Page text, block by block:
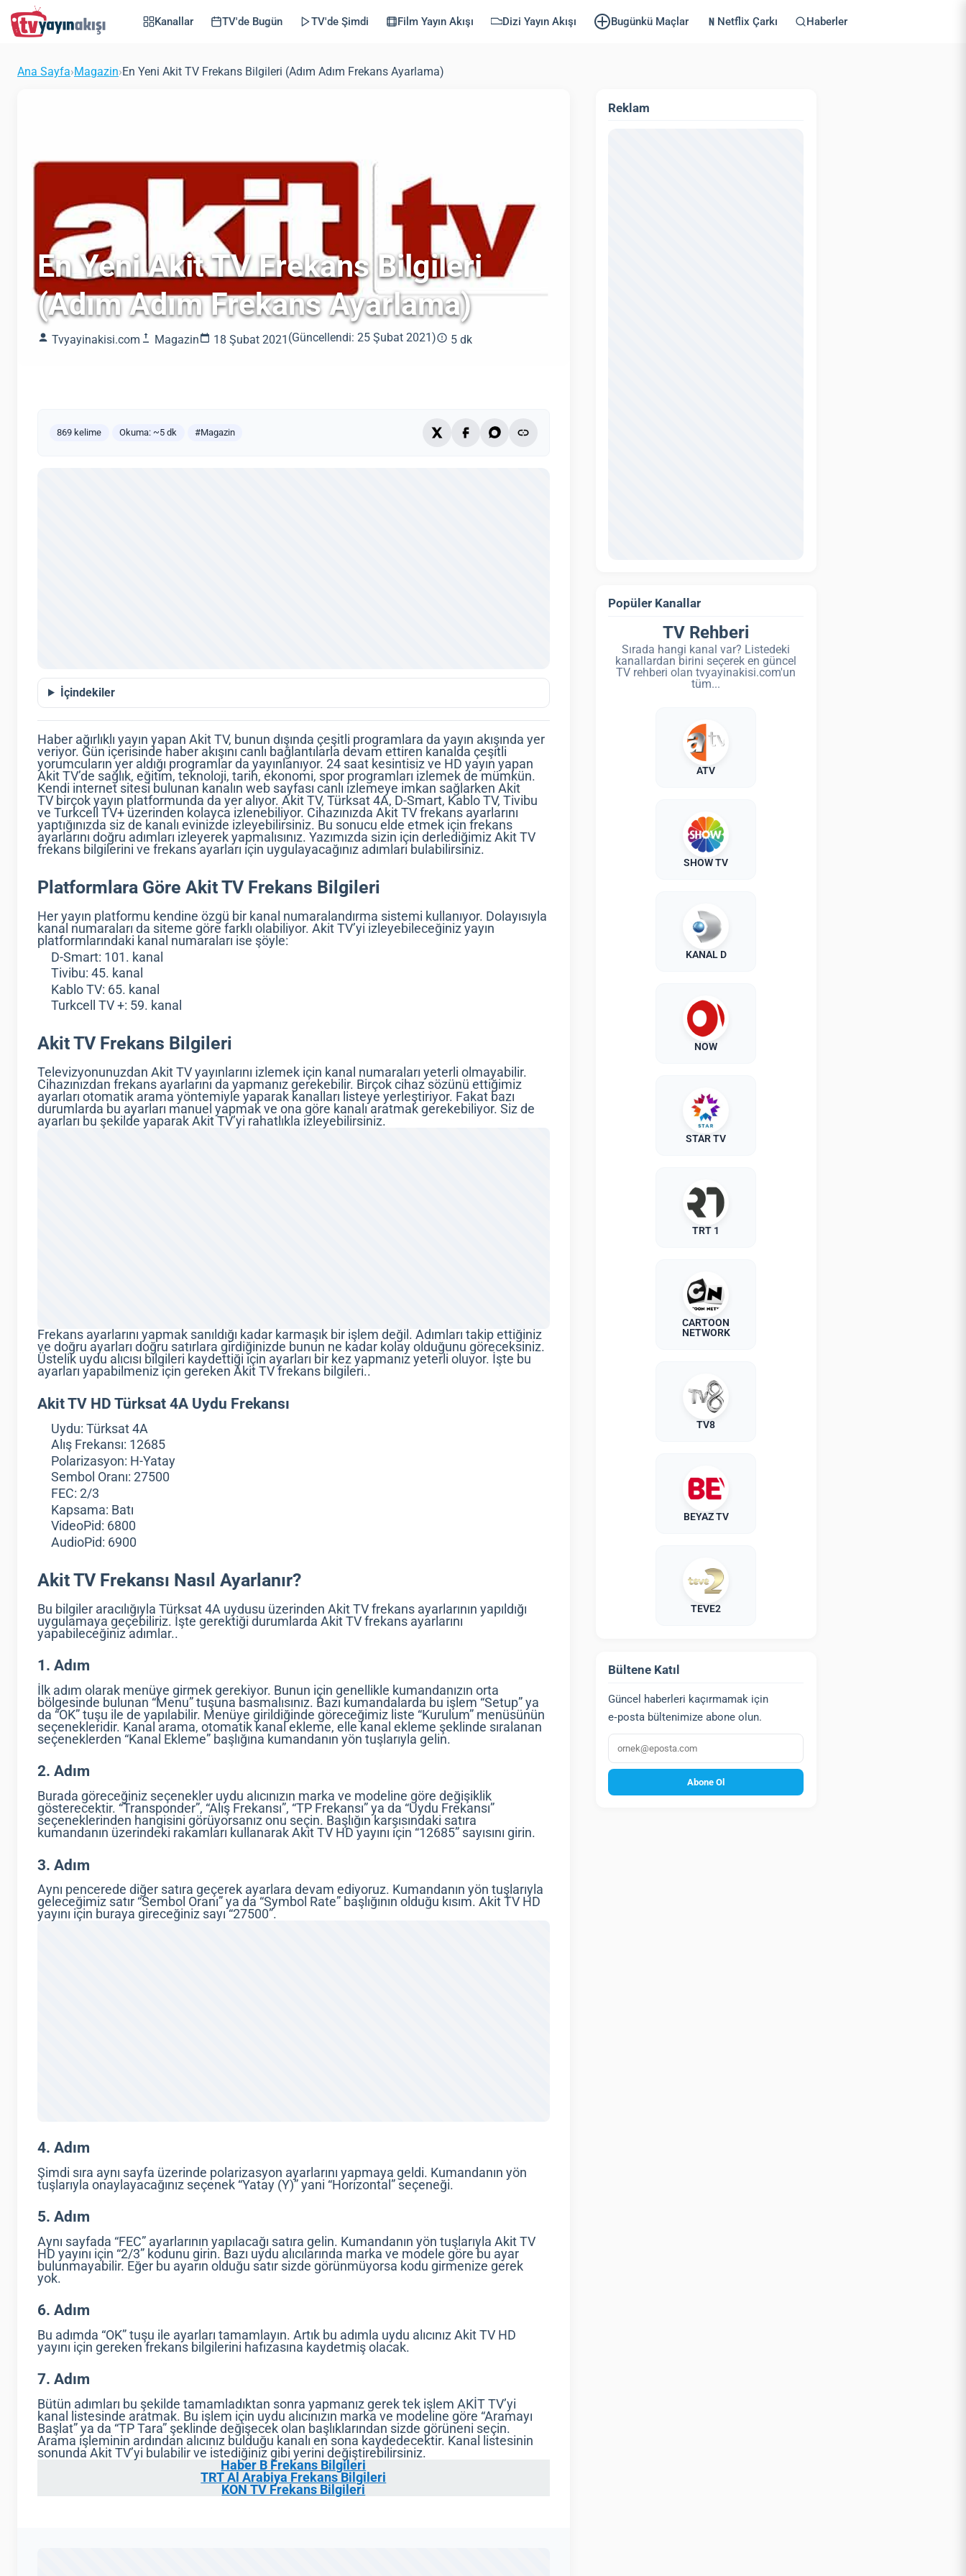
Kanallar TV'de Bugün TV'de Şimdi Film Yayın Akışı Dizi Yayın Akışı Bugünkü Maçlar Netflix Çarkı Haberler
Ana Sayfa›Magazin›En Yeni Akit TV Frekans Bilgileri (Adım Adım Frekans Ayarlama)
En Yeni Akit TV Frekans Bilgileri
(Adım Adım Frekans Ayarlama)
Tvyayinakisi.com Magazin 18 Şubat 2021 (Güncellendi: 25 Şubat 2021) 5 dk
869 kelime Okuma: ~5 dk #Magazin
İçindekiler
Haber ağırlıklı yayın yapan Akit TV, bunun dışında çeşitli programlara da yayın akışında yer
veriyor. Gün içerisinde haber akışını canlı bağlantılarla devam ettiren kanalda çeşitli
yorumcuların yer aldığı programlar da yayınlanıyor. 24 saat kesintisiz ve HD yayın yapan
Akit TV’de sağlık, eğitim, teknoloji, tarih, ekonomi, spor programları izlemek de mümkün.
Kendi internet sitesi bulunan kanalın web sayfası canlı izlemeye imkan sağlarken Akit
TV birçok yayın platformunda da yer alıyor. Akit TV, Türksat 4A, D-Smart, Kablo TV, Tivibu
ve Turkcell TV+ üzerinden kolayca izlenebiliyor. Cihazınızda Akit TV frekans ayarlarını
yaptığınızda siz de kanalı evinizde izleyebilirsiniz. Bu sonucu elde etmek için frekans
ayarlarını doğru adımları izleyerek yapmalısınız. Yazımızda sizin için derlediğimiz Akit TV
frekans bilgilerini ve frekans ayarları için uygulayacağınız adımları bulabilirsiniz.
Platformlara Göre Akit TV Frekans Bilgileri
Her yayın platformu kendine özgü bir kanal numaralandırma sistemi kullanıyor. Dolayısıyla
kanal numaraları da siteme göre farklı olabiliyor. Akit TV’yi izleyebileceğiniz yayın
platformlarındaki kanal numaraları ise şöyle:
D-Smart: 101. kanal
Tivibu: 45. kanal
Kablo TV: 65. kanal
Turkcell TV +: 59. kanal
Akit TV Frekans Bilgileri
Televizyonunuzdan Akit TV yayınlarını izlemek için kanal numaraları yeterli olmayabilir.
Cihazınızdan frekans ayarlarını da yapmanız gerekebilir. Birçok cihaz sözünü ettiğimiz
ayarları otomatik arama yöntemiyle yaparak kanalları listeye yerleştiriyor. Fakat bazı
durumlarda bu ayarları manuel yapmak ve ona göre kanalı aratmak gerekebiliyor. Siz de
ayarları bu şekilde yaparak Akit TV’yi rahatlıkla izleyebilirsiniz.
Frekans ayarlarını yapmak sanıldığı kadar karmaşık bir işlem değil. Adımları takip ettiğiniz
ve doğru ayarları doğru satırlara girdiğinizde bunun ne kadar kolay olduğunu göreceksiniz.
Üstelik uydu alıcısı bilgileri kaydettiği için ayarları bir kez yapmanız yeterli oluyor. İşte bu
ayarları yapabilmeniz için gereken Akit TV frekans bilgileri..
Akit TV HD Türksat 4A Uydu Frekansı
Uydu: Türksat 4A
Alış Frekansı: 12685
Polarizasyon: H-Yatay
Sembol Oranı: 27500
FEC: 2/3
Kapsama: Batı
VideoPid: 6800
AudioPid: 6900
Akit TV Frekansı Nasıl Ayarlanır?
Bu bilgiler aracılığıyla Türksat 4A uydusu üzerinden Akit TV frekans ayarlarının yapıldığı
uygulamaya geçebiliriz. İşte gerektiği durumlarda Akit TV frekans ayarlarını
yapabileceğiniz adımlar..
1. Adım
İlk adım olarak menüye girmek gerekiyor. Bunun için genellikle kumandanızın orta
bölgesinde bulunan “Menu” tuşuna basmalısınız. Bazı kumandalarda bu işlem “Setup” ya
da “OK” tuşu ile de yapılabilir. Menüye girildiğinde göreceğimiz liste “Kurulum” menüsünün
seçenekleridir. Kanal arama, otomatik kanal ekleme, elle kanal ekleme şeklinde sıralanan
seçeneklerden “Kanal Ekleme” başlığına kumandanın yön tuşlarıyla gelin.
2. Adım
Burada göreceğiniz seçenekler uydu alıcınızın marka ve modeline göre değişiklik
gösterecektir. “Transponder”, “Alış Frekansı”, “TP Frekansı” ya da “Uydu Frekansı”
seçeneklerinden hangisini görüyorsanız onu seçin. Başlığın karşısındaki satıra
kumandanın üzerindeki rakamları kullanarak Akit TV HD yayını için “12685” sayısını girin.
3. Adım
Aynı pencerede diğer satıra geçerek ayarlara devam ediyoruz. Kumandanın yön tuşlarıyla
geleceğimiz satır “Sembol Oranı” ya da “Symbol Rate” başlığının olduğu kısım. Akit TV HD
yayını için buraya gireceğiniz sayı “27500”.
4. Adım
Şimdi sıra aynı sayfa üzerinde polarizasyon ayarlarını yapmaya geldi. Kumandanın yön
tuşlarıyla onaylayacağınız seçenek “Yatay (Y)” yani “Horizontal” seçeneği.
5. Adım
Aynı sayfada “FEC” ayarlarının yapılacağı satıra gelin. Kumandanın yön tuşlarıyla Akit TV
HD yayını için “2/3” kodunu girin. Bazı uydu alıcılarında marka ve modele göre bu ayar
bulunmayabilir. Eğer bu ayarın olduğu satır sizde görünmüyorsa kodu girmenize gerek
yok.
6. Adım
Bu adımda “OK” tuşu ile ayarları tamamlayın. Artık bu adımla uydu alıcınız Akit TV HD
yayını için gereken frekans bilgilerini hafızasına kaydetmiş olacak.
7. Adım
Bütün adımları bu şekilde tamamladıktan sonra yapmanız gerek tek işlem AKİT TV’yi
kanal listesinde aratmak. Bu işlem için uydu alıcınızın marka ve modeline göre “Aramayı
Başlat” ya da “TP Tara” şeklinde değişecek olan başlıklarından sizde görüneni seçin.
Arama işleminin ardından alıcınız bulduğu kanalı en sona kaydedecektir. Kanal listesinin
sonunda Akit TV’yi bulabilir ve istediğiniz gibi yerini değiştirebilirsiniz.
Haber B Frekans Bilgileri
TRT Al Arabiya Frekans Bilgileri
KON TV Frekans Bilgileri
Reklam
Popüler Kanallar
TV Rehberi
Sırada hangi kanal var? Listedeki
kanallardan birini seçerek en güncel
TV rehberi olan tvyayinakisi.com'un
tüm...
ATV
SHOW TV
KANAL D
NOW
STAR TV
TRT 1
CARTOON
NETWORK
TV8
BEYAZ TV
TEVE2
Bültene Katıl
Güncel haberleri kaçırmamak için
e‑posta bültenimize abone olun.
E‑posta
Abone Ol